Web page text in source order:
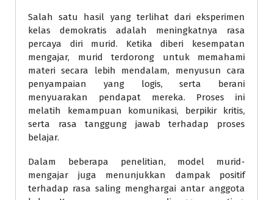
Salah satu hasil yang terlihat dari eksperimen
kelas demokratis adalah meningkatnya rasa
percaya diri murid. Ketika diberi kesempatan
mengajar, murid terdorong untuk memahami
materi secara lebih mendalam, menyusun cara
penyampaian yang logis, serta berani
menyuarakan pendapat mereka. Proses ini
melatih kemampuan komunikasi, berpikir kritis,
serta rasa tanggung jawab terhadap proses
belajar.
Dalam beberapa penelitian, model murid-
mengajar juga menunjukkan dampak positif
terhadap rasa saling menghargai antar anggota